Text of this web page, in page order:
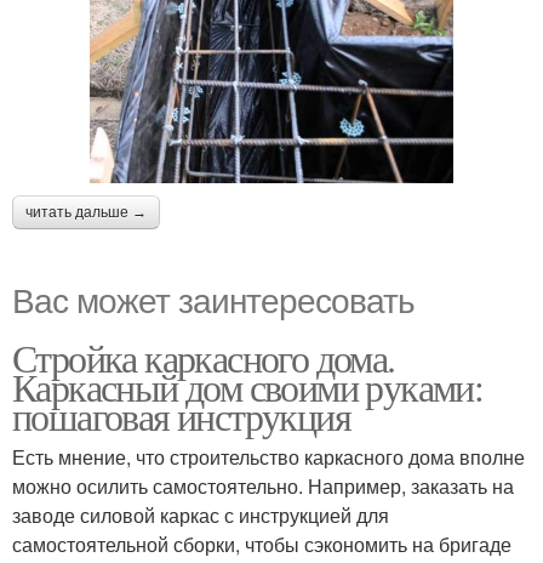
читать дальше →
Вас может заинтересовать
Стройка каркасного дома.
Каркасный дом своими руками:
пошаговая инструкция
Есть мнение, что строительство каркасного дома вполне
можно осилить самостоятельно. Например, заказать на
заводе силовой каркас с инструкцией для
самостоятельной сборки, чтобы сэкономить на бригаде